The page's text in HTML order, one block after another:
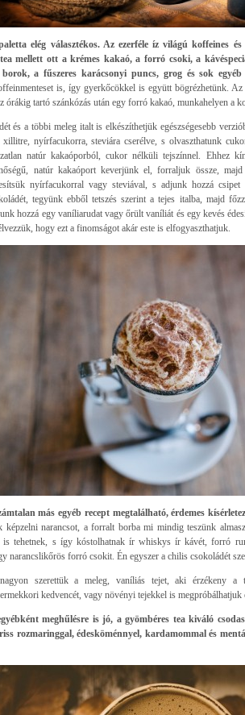
elég választékos. Az ezerféle íz világú koffeines
mellett ott a krémes kakaó, a forró csoki, a
a fűszeres karácsonyi puncs, grog és sok
is, így gyerkőcökkel is együtt bögrézhetünk.
órákig tartó szánkózás után egy forró kakaó, munkahelyen a
és a többi meleg italt is elkészíthetjük egészségesebb
nyírfacukorra, steviára cserélve, s olvaszthatunk
natúr kakaóporból, cukor nélküli tejszínnel. Ehhez
natúr kakaóport keverjünk el, forraljuk össze,
nyírfacukorral vagy steviával, s adjunk hozzá
tegyünk ebből tetszés szerint a tejes italba, majd
hozzá egy vaníliarudat vagy őrült vaníliát és egy kevés
hogy ezt a finomságot akár este is elfogyaszthatjuk.
más egyéb recept megtalálható, érdemes
képzelni narancsot, a forralt borba mi mindig teszünk
is tehetnek, s így kóstolhatnak ír whiskys ír kávét, forró
narancslikőrös forró csokit. Én egyszer a chilis csokoládét
szerettük a meleg, vaníliás tejet, aki érzékeny a
kedvencét, vagy növényi tejekkel is megpróbálhatjuk
meghűlésre is jó, a gyömbéres tea kiváló
rozmaringgal, édesköménnyel, kardamommal és